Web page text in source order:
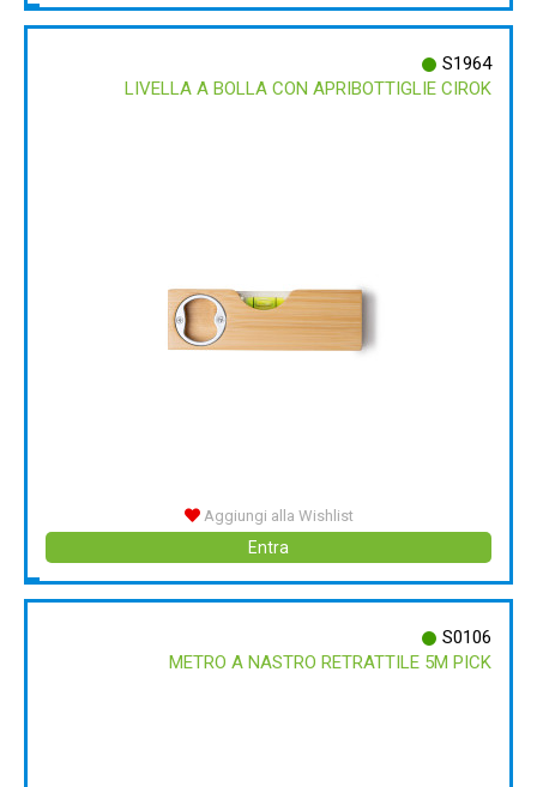
S1964
LIVELLA A BOLLA CON APRIBOTTIGLIE CIROK
Aggiungi alla Wishlist
Entra
S0106
METRO A NASTRO RETRATTILE 5M PICK